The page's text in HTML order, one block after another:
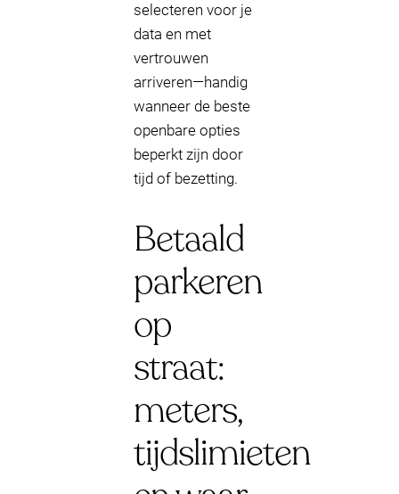
selecteren voor je
data en met
vertrouwen
arriveren—handig
wanneer de beste
openbare opties
beperkt zijn door
tijd of bezetting.
Betaald
parkeren
op
straat:
meters,
tijdslimieten